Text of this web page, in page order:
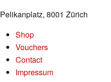
Pelikanplatz, 8001 Zürich
Shop
Vouchers
Contact
Impressum